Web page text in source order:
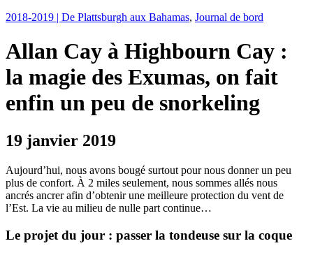
2018-2019 | De Plattsburgh aux Bahamas, Journal de bord
Allan Cay à Highbourn Cay :
la magie des Exumas, on fait
enfin un peu de snorkeling
19 janvier 2019
Aujourd’hui, nous avons bougé surtout pour nous donner un peu
plus de confort. À 2 miles seulement, nous sommes allés nous
ancrés ancrer afin d’obtenir une meilleure protection du vent de
l’Est. La vie au milieu de nulle part continue…
Le projet du jour : passer la tondeuse sur la coque